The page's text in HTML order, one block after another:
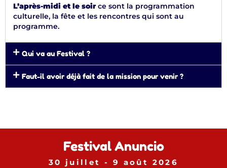
L’après-midi et le soirce sont la programmation
culturelle, la fête et les rencontres qui sont au
programme.
Qui va au Festival ?
Faut-il avoir déjà fait de la mission pour venir ?
Festival Anuncio
30 juillet - 9 août 2026